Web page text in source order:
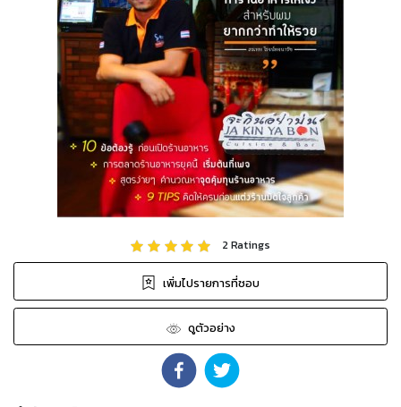
2Ratings
เพิ่มไปรายการที่ชอบ
ดูตัวอย่าง